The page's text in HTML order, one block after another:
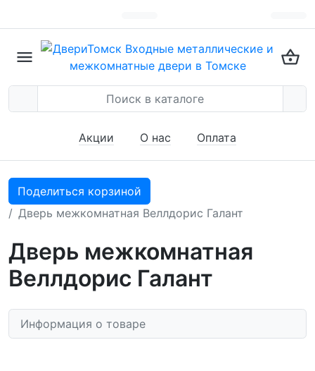
Акции О нас Оплата
Поделиться корзиной
Дверь межкомнатная Веллдорис Галант
Дверь межкомнатная
Веллдорис Галант
Информация о товаре